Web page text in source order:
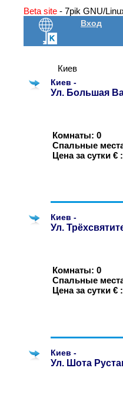
Beta site - 7pik GNU/
Вход
Киев
Киев -
Ул. Большая
Комнаты: 0
Спальные
Цена за сутки € :
Киев -
Ул.
Комнаты: 0
Спальные
Цена за сутки € :
Киев -
Ул. Шота